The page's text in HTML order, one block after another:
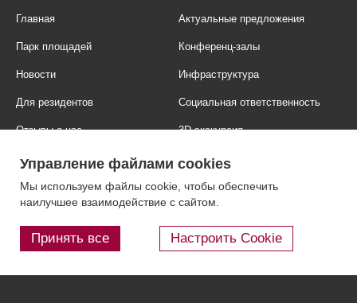
Главная Актуальные предложения
Парк площадей Конференц-залы
Новости Инфраструктура
Для резидентов Социальная ответственность
Отзывы о нас 3D-экскурсия
Фотогалерея Правовая информация
Контакты Блог
Управление файлами cookies
Мы используем файлы cookie, чтобы обеспечить
наилучшее взаимодействие с сайтом.
Принять все Настроить Cookie